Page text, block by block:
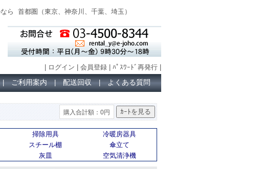
ら 首都圏（東京、神奈川、千葉、埼玉 ）
ログイン 会員登録 ﾊﾟｽﾜｰﾄﾞ再発行
ご利用案内 配送回収 よくある質問
購入合計額：0円
掃除用具
冷暖房器具
スチール棚
傘立て
灰皿 空気清浄機